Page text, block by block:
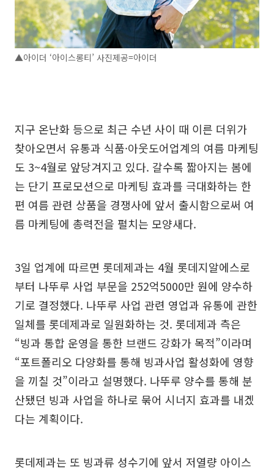
▲아이더 ‘아이스롱티’ 사진제공=아이더
지구 온난화 등으로 최근 수년 사이 때 이른 더위가
찾아오면서 유통과 식품·아웃도어업계의 여름 마케팅
도 3~4월로 앞당겨지고 있다. 갈수록 짧아지는 봄에
는 단기 프로모션으로 마케팅 효과를 극대화하는 한
편 여름 관련 상품을 경쟁사에 앞서 출시함으로써 여
름 마케팅에 총력전을 펼치는 모양새다.
3일 업계에 따르면 롯데제과는 4월 롯데지알에스로
부터 나뚜루 사업 부문을 252억5000만 원에 양수하
기로 결정했다. 나뚜루 사업 관련 영업과 유통에 관한
일체를 롯데제과로 일원화하는 것. 롯데제과 측은
“빙과 통합 운영을 통한 브랜드 강화가 목적”이라며
“포트폴리오 다양화를 통해 빙과사업 활성화에 영향
을 끼칠 것”이라고 설명했다. 나뚜루 양수를 통해 분
산됐던 빙과 사업을 하나로 묶어 시너지 효과를 내겠
다는 계획이다.
롯데제과는 또 빙과류 성수기에 앞서 저열량 아이스